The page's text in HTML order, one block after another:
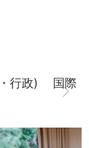
行政) 国際